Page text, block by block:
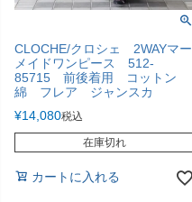
CLOCHE/クロシェ 2WAYマー
メイドワンピース 512-
85715 前後着用 コットン
綿 フレア ジャンスカ
¥14,080税込
在庫切れ
カートに入れる